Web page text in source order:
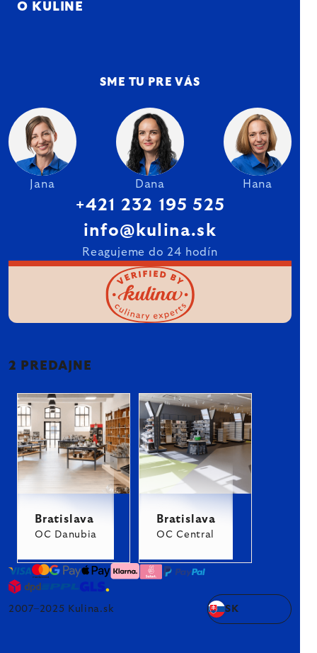
O KULINE
SME TU PRE VÁS
Jana Dana Hana
+421 232 195 525
info@kulina.sk
Reagujeme do 24 hodín
2 PREDAJNE
Bratislava
OC Danubia
Bratislava
OC Central
2007–2025 Kulina.sk SK